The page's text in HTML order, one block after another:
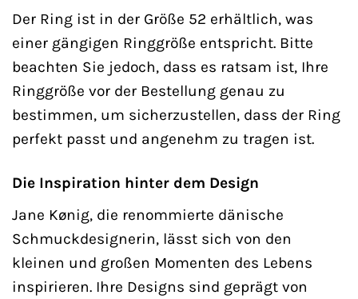
Der Ring ist in der Größe 52 erhältlich, was
einer gängigen Ringgröße entspricht. Bitte
beachten Sie jedoch, dass es ratsam ist, Ihre
Ringgröße vor der Bestellung genau zu
bestimmen, um sicherzustellen, dass der Ring
perfekt passt und angenehm zu tragen ist.
Die Inspiration hinter dem Design
Jane Kønig, die renommierte dänische
Schmuckdesignerin, lässt sich von den
kleinen und großen Momenten des Lebens
inspirieren. Ihre Designs sind geprägt von